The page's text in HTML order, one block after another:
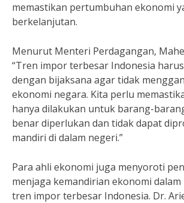
memastikan pertumbuhan ekonomi
berkelanjutan.
Menurut Menteri Perdagangan,
“Tren impor terbesar Indonesia
dengan bijaksana agar tidak
ekonomi negara. Kita perlu
hanya dilakukan untuk barang-
benar diperlukan dan tidak dapat
mandiri di dalam negeri.”
Para ahli ekonomi juga menyoroti
menjaga kemandirian ekonomi
tren impor terbesar Indonesia. Dr.